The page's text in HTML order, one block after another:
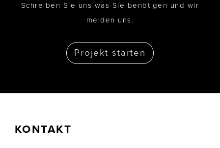
Schreiben Sie uns was Sie benötigen und wir
melden uns.
Projekt starten
KONTAKT